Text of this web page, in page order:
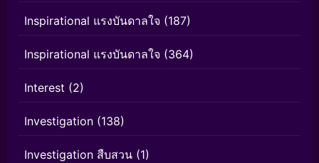
Inspirational แรงบันดาลใจ (187)
Inspirational แรงบันดาลใจ (364)
Interest (2)
Investigation (138)
Investigation สืบสวน (1)